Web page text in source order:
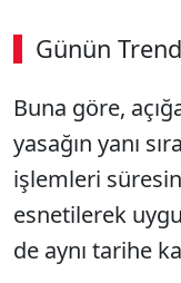
Günün
Buna göre,
yasağın yanı
işlemleri
esnetilerek
de aynı tarihe